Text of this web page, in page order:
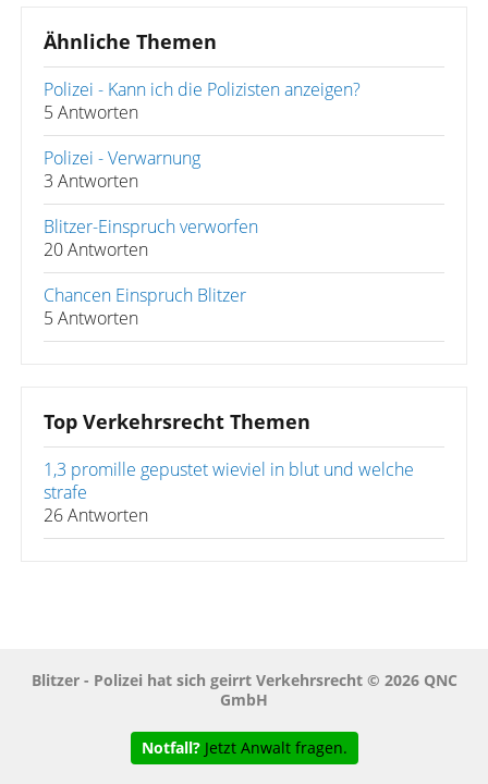
Ähnliche Themen
Polizei - Kann ich die Polizisten anzeigen?
5 Antworten
Polizei - Verwarnung
3 Antworten
Blitzer-Einspruch verworfen
20 Antworten
Chancen Einspruch Blitzer
5 Antworten
Top Verkehrsrecht Themen
1,3 promille gepustet wieviel in blut und welche
strafe
26 Antworten
Blitzer - Polizei hat sich geirrt Verkehrsrecht © 2026 QNC
GmbH
Notfall? Jetzt Anwalt fragen.